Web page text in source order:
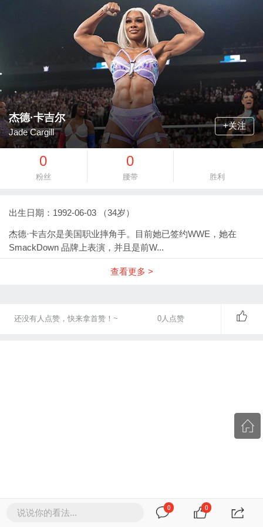
说说你的看法... 0 0
杰德·卡吉尔
Jade Cargill
+关注
0
粉丝
0
腰带 胜利
出生日期：1992-06-03 （34岁）
杰德·卡吉尔是美国职业摔角手。目前她已签约WWE，她在
SmackDown 品牌上表演，并且是前W...
查看更多 >
还没有人点赞，快来拿首赞！~ 0人点赞